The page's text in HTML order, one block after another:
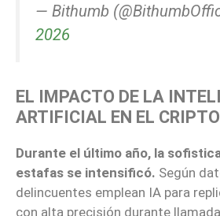
— Bithumb
2026
EL IMPACTO DE LA
ARTIFICIAL EN EL
Durante el último año, la
estafas se intensificó. Según
delincuentes emplean IA para
con alta precisión durante